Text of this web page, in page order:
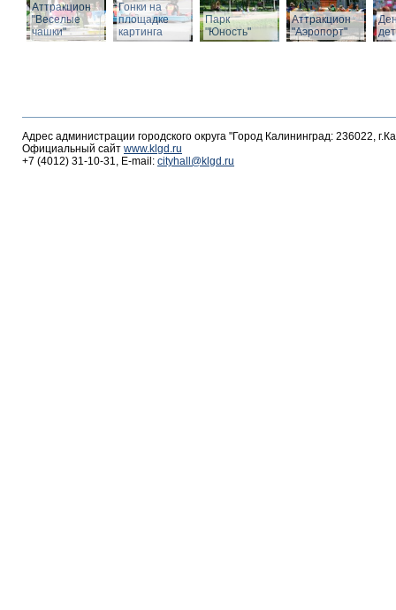
Аттракцион
"Веселые
чашки"
Гонки на
площадке
картинга
Парк
"Юность"
Аттракцион
"Аэропорт"
Адрес администрации городского округа "Город Калининград: 236022,
Официальный сайт www.klgd.ru
+7 (4012) 31-10-31, E-mail: cityhall@klgd.ru